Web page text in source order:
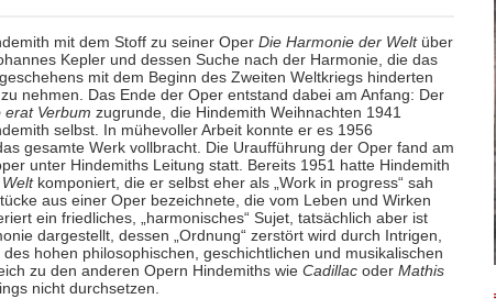
mit dem Stoff zu seiner Oper Die Harmonie der Weltüber
Kepler und dessen Suche nach der Harmonie, die das
mit dem Beginn des Zweiten Weltkriegs hinderten
nehmen. Das Ende der Oper entstand dabei am Anfang: Der
erat Verbum zugrunde, die Hindemith Weihnachten 1941
selbst. In mühevoller Arbeit konnte er es 1956
gesamte Werk vollbracht. Die Uraufführung der Oper fand am
unter Hindemiths Leitung statt. Bereits 1951 hatte Hindemith
komponiert, die er selbst eher als „Work in progress“ sah
aus einer Oper bezeichnete, die vom Leben und Wirken
ein friedliches, „harmonisches“ Sujet, tatsächlich aber ist
dargestellt, dessen „Ordnung“ zerstört wird durch Intrigen,
hohen philosophischen, geschichtlichen und musikalischen
zu den anderen Opern Hindemiths wie Cadillacoder Mathis
nicht durchsetzen.